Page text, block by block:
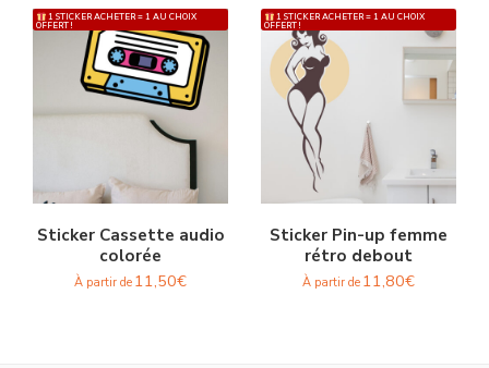
1 STICKER ACHETER = 1 AU CHOIX
OFFERT !
Sticker Cassette audio
colorée
À partir de 11,50€
1 STICKER ACHETER = 1 AU CHOIX
OFFERT !
Sticker Pin-up femme
rétro debout
À partir de 11,80€